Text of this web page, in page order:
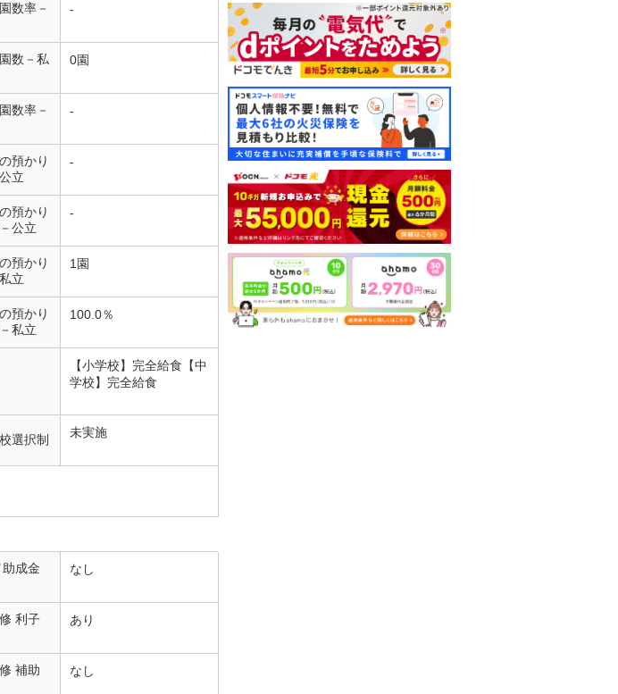
数率－
-
数－私
0園
数率－
-
預かり
立
-
預かり
公立
-
預かり
立
1園
預かり
私立
100.0％
【小学校】完全給食【中
学校】完全給食
選択制 未実施
成金
なし
利子
あり
補助
なし